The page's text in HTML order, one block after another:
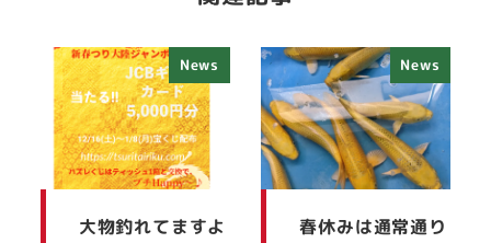
News
大物釣れてますよ
News
春休みは通常通り